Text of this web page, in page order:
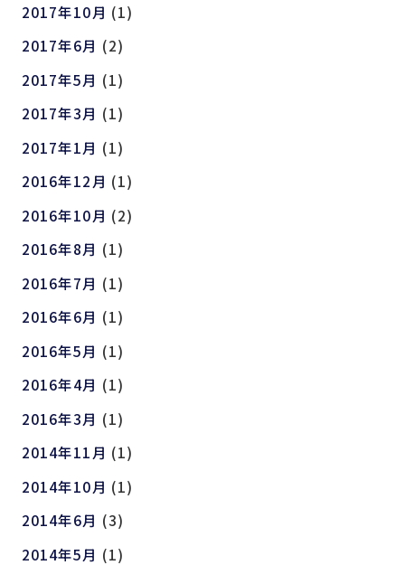
2017年10月 (1)
2017年6月 (2)
2017年5月 (1)
2017年3月 (1)
2017年1月 (1)
2016年12月 (1)
2016年10月 (2)
2016年8月 (1)
2016年7月 (1)
2016年6月 (1)
2016年5月 (1)
2016年4月 (1)
2016年3月 (1)
2014年11月 (1)
2014年10月 (1)
2014年6月 (3)
2014年5月 (1)